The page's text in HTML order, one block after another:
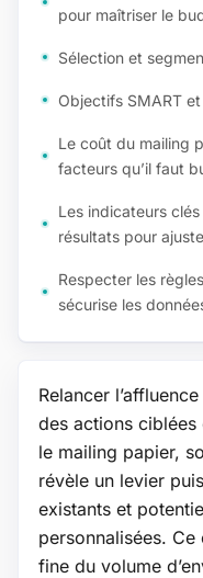
pour maîtriser le
Sélection et
Objectifs SMART
Le coût du mailing
facteurs qu’il faut
Les indicateurs
résultats pour
Respecter les
sécurise les
Relancer
des actions ciblées
le mailing papier,
révèle un levier
existants et
personnalisées.
fine du volume